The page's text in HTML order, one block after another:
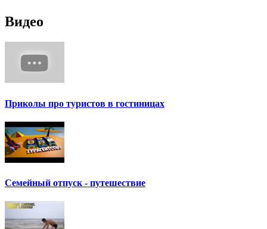
Видео
Приколы про туристов в гостиницах
Семейный отпуск - путешествие